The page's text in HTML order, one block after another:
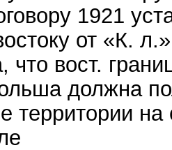
1921
от «К.
что вост.
должна
территории на